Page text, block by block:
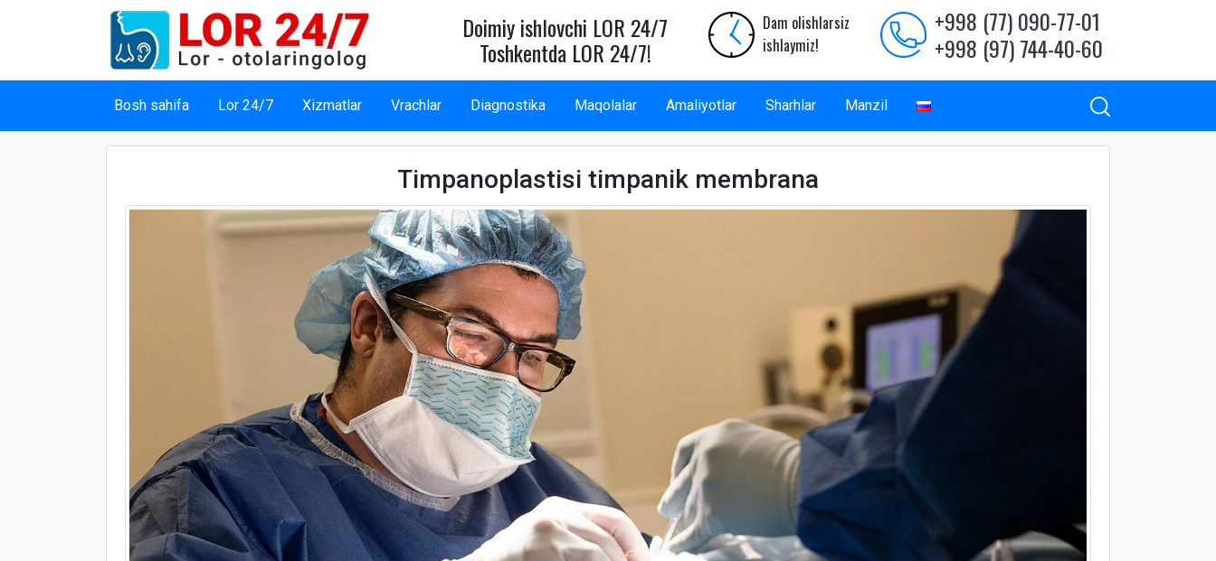
Doimiy ishlovchi LOR 24/7
Toshkentda LOR 24/7!
Dam olishlarsiz
ishlaymiz!
+998 (77) 090-77-01
+998 (97) 744-40-60
Bosh sahifa Lor 24/7 Xizmatlar Vrachlar Diagnostika Maqolalar Amaliyotlar Sharhlar Manzil
Timpanoplastisi timpanik membrana